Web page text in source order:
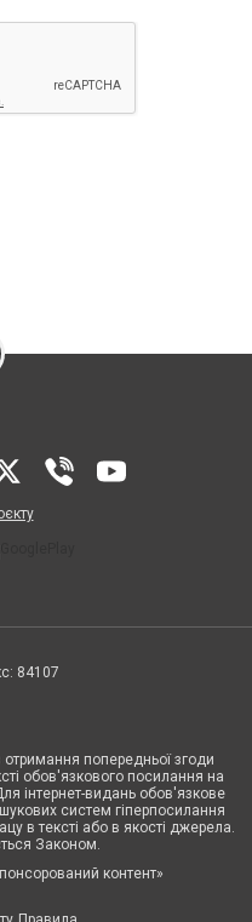
84107
отримання попередньої згоди
обов'язкового посилання на
інтернет-видань обов'язкове
систем гіперпосилання
в тексті або в якості джерела.
Законом.
контент»